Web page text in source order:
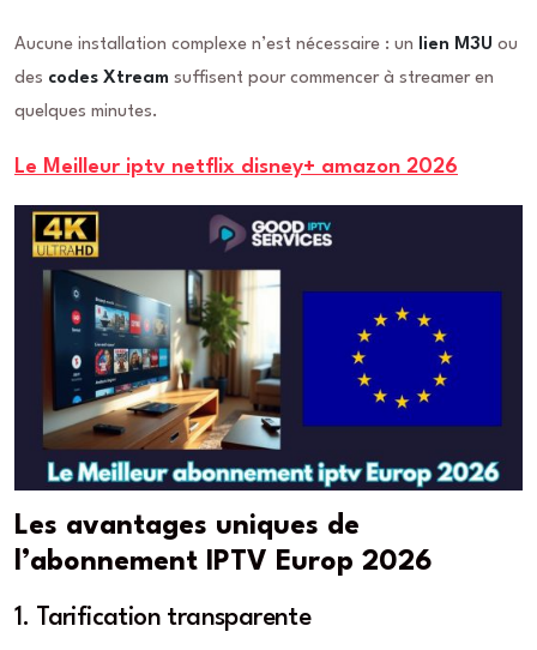
Aucune installation complexe n’est nécessaire : un lien M3U ou
des codes Xtream suffisent pour commencer à streamer en
quelques minutes.
Le Meilleur iptv netflix disney+ amazon 2026
Les avantages uniques de
l’abonnement IPTV Europ 2026
1. Tarification transparente